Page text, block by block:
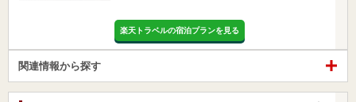
楽天トラベルの宿泊プランを見る
関連情報から探す